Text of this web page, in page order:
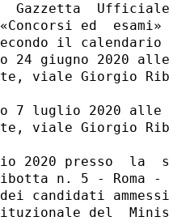
Gazzetta
ed
il
24 giugno 2020
viale Giorgio
7 luglio 2020 alle
viale Giorgio
2020 presso  la
n. 5 - Roma -
candidati
del